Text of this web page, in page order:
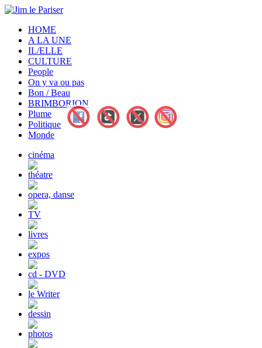
HOME
A LA UNE
IL/ELLE
CULTURE
People
On y va ou pas
Bon / Beau
BRIMBORION
Plume
Politique
Monde
cinéma
théatre
opera, danse
TV
livres
expos
cd - DVD
le Writer
dessin
photos